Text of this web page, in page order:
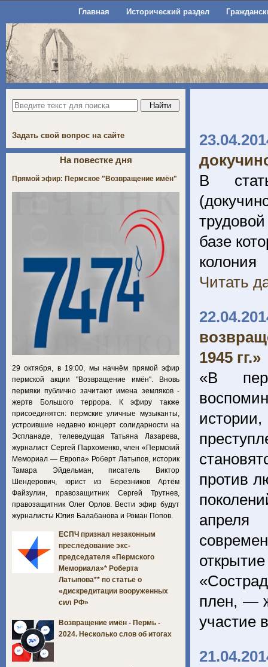
Главная Исторический раздел
В
базе
Читать
1945 гг.»
«В
против
апреля
плен, —
участие
Задать свой вопрос на сайте
На повестке дня
Прямой эфир: Пермское "Возвращение имён"
29 октября, в 19:00, мы начнём прямой эфир
пермской акции "Возвращение имён". Вновь
пермяки публично зачитают имена земляков -
жертв Большого террора. К эфиру также
присоединятся: пермские уличные музыканты,
устроившие недавно концерт солидарности на
Эспланаде, телеведущая Татьяна Лазарева,
журналист Сергей Пархоменко, член «Пермский
Мемориал — Европа» Роберт Латыпов, историк
Тамара Эйдельман, писатель Виктор
Шендерович, юрист из Березников Артём
Файзулин, правозащитник Сергей Трутнев,
правозащитник Олег Орлов. Вести эфир будут
журналисты Юлия Балабанова и Роман Попов.
ЕСПЧ признал незаконным
преследование экс-
председателя «Пермского
Мемориала»* Роберта
Латыпова** по статье о
«дискредитации вооруженных
сил РФ»
Возвращение имён - Пермь -
2024. Несколько слов об итогах